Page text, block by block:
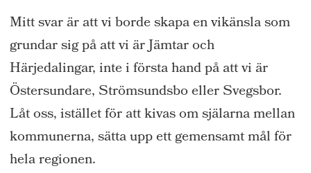
Mitt svar är att vi borde skapa en vikänsla som
grundar sig på att vi är Jämtar och
Härjedalingar, inte i första hand på att vi är
Östersundare, Strömsundsbo eller Svegsbor.
Låt oss, istället för att kivas om själarna mellan
kommunerna, sätta upp ett gemensamt mål för
hela regionen.